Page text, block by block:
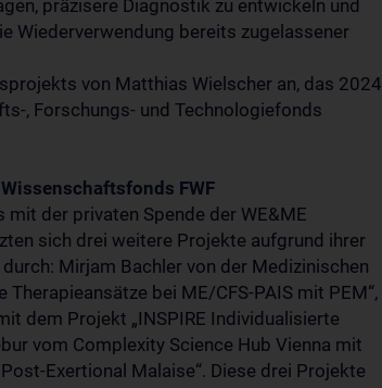
präzisere Diagnostik zu entwickeln und
Wiederverwendung bereits zugelassener
von Matthias Wielscher an, das 2024
, Forschungs- und Technologiefonds
FWF
der privaten Spende der WE&ME
sich drei weitere Projekte aufgrund ihrer
Mirjam Bachler von der Medizinischen
bei ME/CFS-PAIS mit PEM“,
dem Projekt „INSPIRE Individualisierte
vom Complexity Science Hub Vienna mit
Exertional Malaise“. Diese drei Projekte